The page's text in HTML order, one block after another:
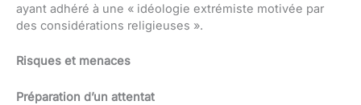
ayant adhéré à une « idéologie extrémiste motivée par
des considérations religieuses ».
Risques et menaces
Préparation d’un attentat